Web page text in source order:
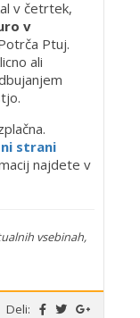
v četrtek,
v
Ptuj.
ali
strani
najdete v
vsebinah,
Deli: